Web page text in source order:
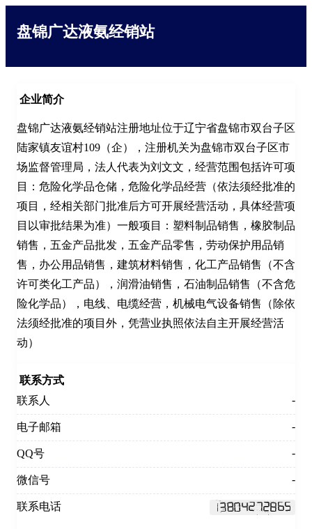
盘锦广达液氨经销站
企业简介
盘锦广达液氨经销站注册地址位于辽宁省盘锦市双台子区
陆家镇友谊村109（企），注册机关为盘锦市双台子区市
场监督管理局，法人代表为刘文文，经营范围包括许可项
目：危险化学品仓储，危险化学品经营（依法须经批准的
项目，经相关部门批准后方可开展经营活动，具体经营项
目以审批结果为准）一般项目：塑料制品销售，橡胶制品
销售，五金产品批发，五金产品零售，劳动保护用品销
售，办公用品销售，建筑材料销售，化工产品销售（不含
许可类化工产品），润滑油销售，石油制品销售（不含危
险化学品），电线、电缆经营，机械电气设备销售（除依
法须经批准的项目外，凭营业执照依法自主开展经营活
动）
联系方式
联系人
-
电子邮箱 -
QQ号 -
微信号 -
联系电话